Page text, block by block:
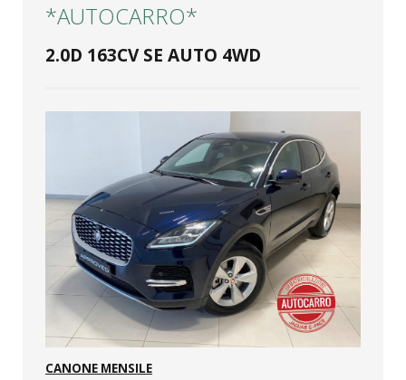
*AUTOCARRO*
2.0D 163CV SE AUTO 4WD
CANONE MENSILE